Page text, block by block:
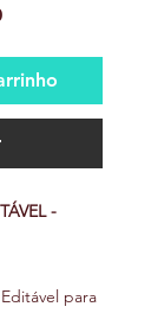
Preço
-
para